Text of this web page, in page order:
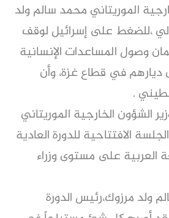
الموريتاني محمد سالم ولد
،للضغط على إسرائيل لوقف
وصول المساعدات الإنسانية
ديارهم في قطاع غزة، وأن
.
الشؤون الخارجية الموريتاني
الافتتاحية للدورة العادية
العربية على مستوى وزراء
ولد مرزوك،رئيس الدورة